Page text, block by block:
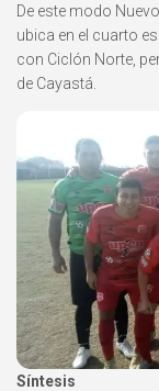
De este modo
ubica en el cuarto
con Ciclón Norte,
de Cayastá.
Síntesis